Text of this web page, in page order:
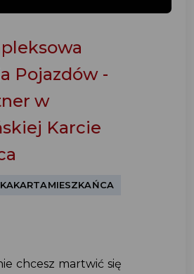
Pojazdów -
w
Karcie
chcesz martwić się